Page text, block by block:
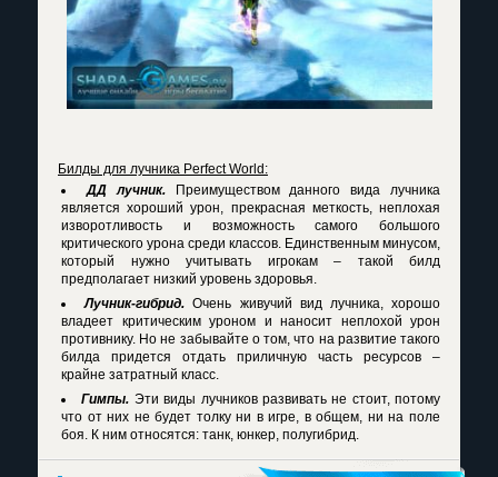
Билды для лучника Perfect World:
ДД лучник.Преимуществом данного вида лучника
является хороший урон, прекрасная меткость, неплохая
изворотливость и возможность самого большого
критического урона среди классов. Единственным минусом,
который нужно учитывать игрокам – такой билд
предполагает низкий уровень здоровья.
Лучник-гибрид. Очень живучий вид лучника, хорошо
владеет критическим уроном и наносит неплохой урон
противнику. Но не забывайте о том, что на развитие такого
билда придется отдать приличную часть ресурсов –
крайне затратный класс.
Гимпы. Эти виды лучников развивать не стоит, потому
что от них не будет толку ни в игре, в общем, ни на поле
боя. К ним относятся: танк, юнкер, полугибрид.